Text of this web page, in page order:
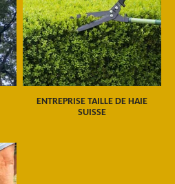
ENTREPRISE TAILLE DE HAIE
SUISSE